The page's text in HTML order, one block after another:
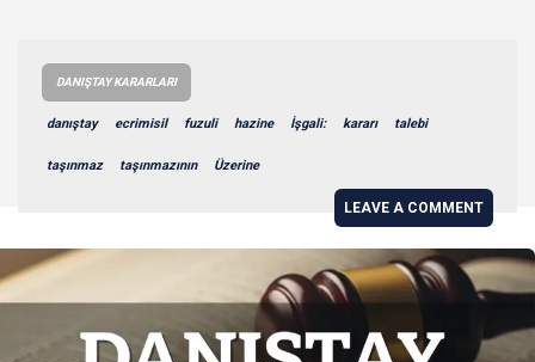
DANIŞTAY KARARLARI
danıştay ecrimisil fuzuli hazine İşgali: kararı talebi
taşınmaz taşınmazının Üzerine
LEAVE A COMMENT